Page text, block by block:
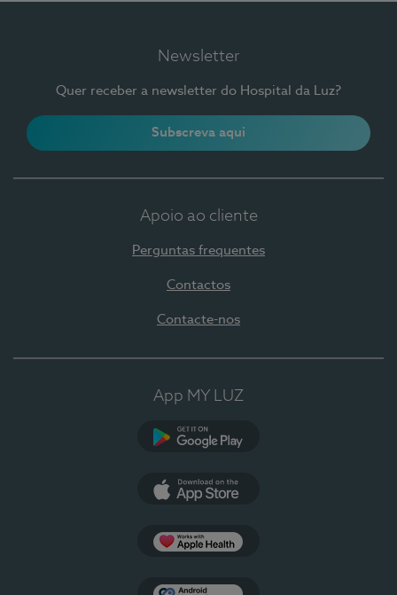
Newsletter
Quer receber a newsletter do Hospital da Luz?
Subscreva aqui
Apoio ao cliente
Perguntas frequentes
Contactos
Contacte-nos
App MY LUZ